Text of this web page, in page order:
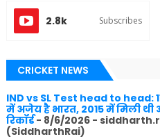
2.8k Subscribes
CRICKET NEWS
IND vs SL Test head to head:
में अजेय है भारत, 2015 में मिली थी
रिकॉर्ड- 8/6/2026-
(SiddharthRai)